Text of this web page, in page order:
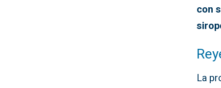
con
La